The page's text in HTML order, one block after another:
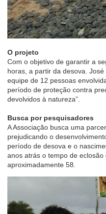
O projeto
Com o objetivo de garantir a
horas, a partir da desova.
equipe de 12 pessoas
período de proteção contra
devolvidos à natureza”.
Busca por pesquisadores
A Associação busca uma
prejudicando o
período de desova e o
anos atrás o tempo de
aproximadamente 58.